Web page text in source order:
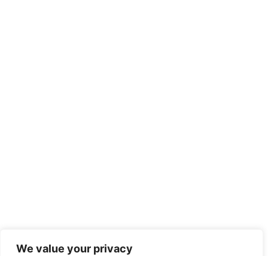
We value your privacy